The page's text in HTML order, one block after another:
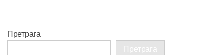
Претрага
Претрага